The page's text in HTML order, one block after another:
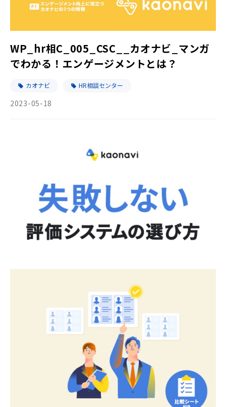
WP_hr相C_005_CSC__カオナビ_マンガ
でわかる！エンゲージメントとは？
カオナビ HR相談センター
2023-05-18